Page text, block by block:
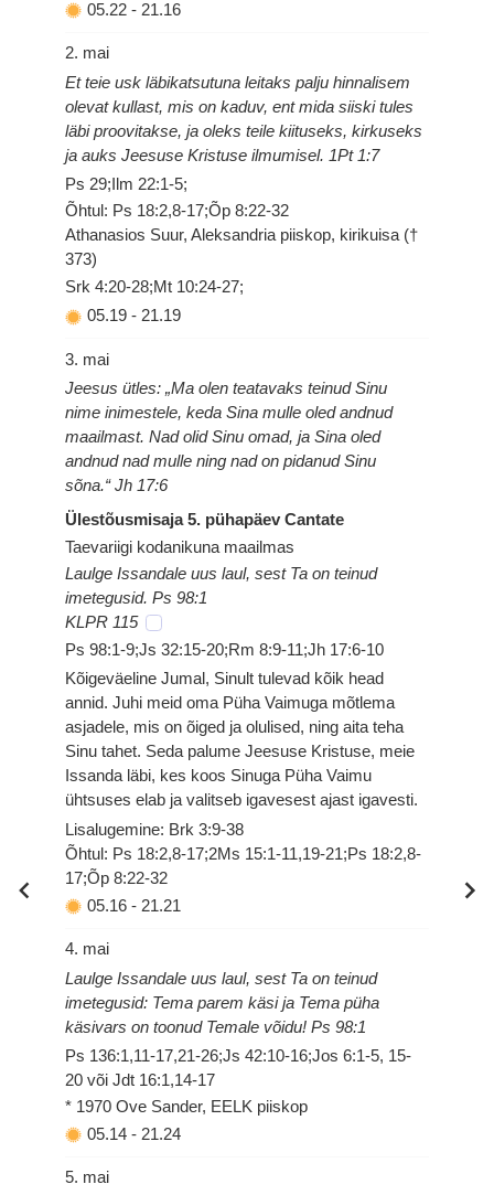
05.22 - 21.16
2. mai
Et teie usk läbikatsutuna leitaks palju hinnalisem
olevat kullast, mis on kaduv, ent mida siiski tules
läbi proovitakse, ja oleks teile kiituseks, kirkuseks
ja auks Jeesuse Kristuse ilmumisel. 1Pt 1:7
Ps 29;Ilm 22:1-5;
Õhtul: Ps 18:2,8-17;Õp 8:22-32
Athanasios Suur, Aleksandria piiskop, kirikuisa (†
373)
Srk 4:20-28;Mt 10:24-27;
05.19 - 21.19
3. mai
Jeesus ütles: „Ma olen teatavaks teinud Sinu
nime inimestele, keda Sina mulle oled andnud
maailmast. Nad olid Sinu omad, ja Sina oled
andnud nad mulle ning nad on pidanud Sinu
sõna.“ Jh 17:6
Ülestõusmisaja 5. pühapäev Cantate
Taevariigi kodanikuna maailmas
Laulge Issandale uus laul, sest Ta on teinud
imetegusid. Ps 98:1
KLPR 115
Ps 98:1-9;Js 32:15-20;Rm 8:9-11;Jh 17:6-10
Kõigeväeline Jumal, Sinult tulevad kõik head
annid. Juhi meid oma Püha Vaimuga mõtlema
asjadele, mis on õiged ja olulised, ning aita teha
Sinu tahet. Seda palume Jeesuse Kristuse, meie
Issanda läbi, kes koos Sinuga Püha Vaimu
ühtsuses elab ja valitseb igavesest ajast igavesti.
Lisalugemine: Brk 3:9-38
Õhtul: Ps 18:2,8-17;2Ms 15:1-11,19-21;Ps 18:2,8-
17;Õp 8:22-32
05.16 - 21.21
4. mai
Laulge Issandale uus laul, sest Ta on teinud
imetegusid: Tema parem käsi ja Tema püha
käsivars on toonud Temale võidu! Ps 98:1
Ps 136:1,11-17,21-26;Js 42:10-16;Jos 6:1-5, 15-
20 või Jdt 16:1,14-17
* 1970 Ove Sander, EELK piiskop
05.14 - 21.24
5. mai